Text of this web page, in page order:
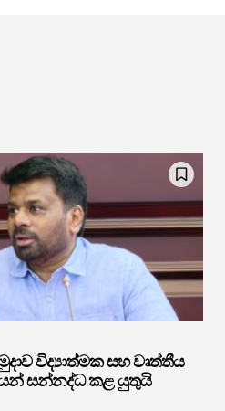
විද්‍යාත්මක සහ වෘත්තීය
සන්නද්ධ කළ යුතුයි